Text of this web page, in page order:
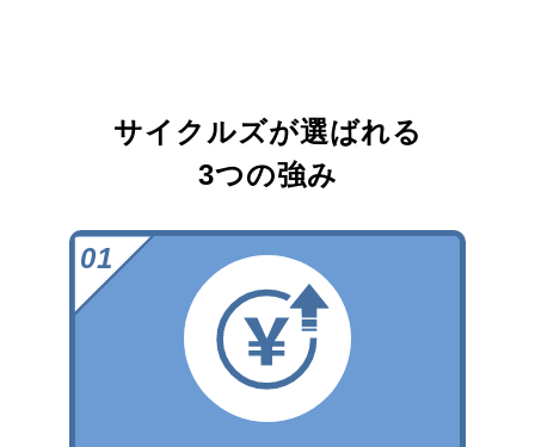
サイクルズが選ばれる
3つの強み